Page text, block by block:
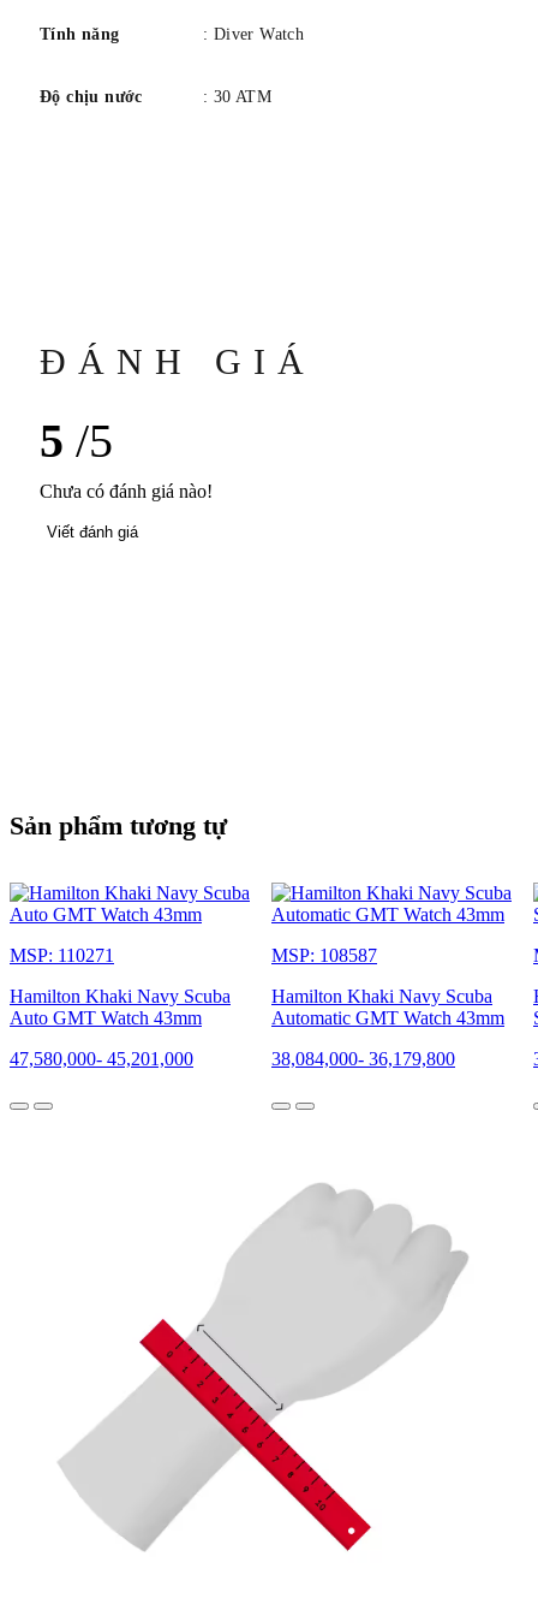
Tính năng : Diver Watch
Độ chịu nước : 30 ATM
ĐÁNH GIÁ
5 /5
Chưa có đánh giá nào!
Viết đánh giá
Sản phẩm tương tự
MSP: 110271
Hamilton Khaki Navy Scuba
Auto GMT Watch 43mm
47,580,000- 45,201,000
MSP: 108587
Hamilton Khaki Navy Scuba
Automatic GMT Watch 43mm
38,084,000- 36,179,800